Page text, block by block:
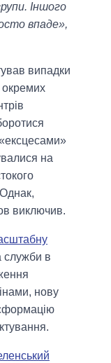
Іншого
впаде»,
випадки
окремих
на
виключив.
служби в
нову